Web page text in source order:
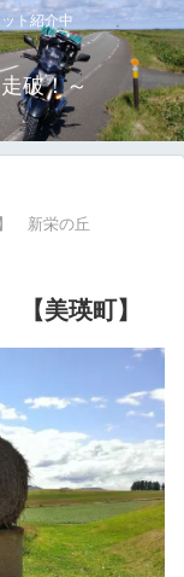
ト紹介中
破！～
】 新栄の丘
美瑛町】